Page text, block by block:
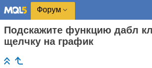
Форум
Подскажите функцию дабл
щелчку на график